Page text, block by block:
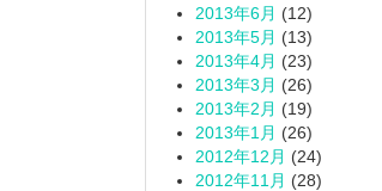
2013年6月 (12)
2013年5月 (13)
2013年4月 (23)
2013年3月 (26)
2013年2月 (19)
2013年1月 (26)
2012年12月 (24)
2012年11月 (28)